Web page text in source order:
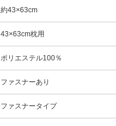
約43×63cm
43×63cm枕用
ポリエステル100％
ファスナーあり
ファスナータイプ